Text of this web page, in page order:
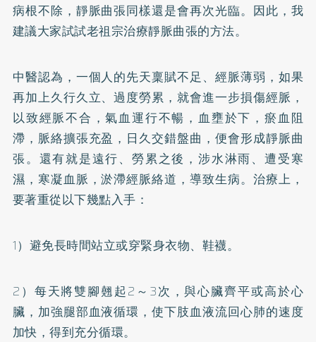
病根不除，靜脈曲張同樣還是會再次光臨。因此，我
建議大家試試老祖宗治療靜脈曲張的方法。
中醫認為，一個人的先天稟賦不足、經脈薄弱，如果
再加上久行久立、過度勞累，就會進一步損傷經脈，
以致經脈不合，氣血運行不暢，血壅於下，瘀血阻
滯，脈絡擴張充盈，日久交錯盤曲，便會形成靜脈曲
張。還有就是遠行、勞累之後，涉水淋雨、遭受寒
濕，寒凝血脈，淤滯經脈絡道，導致生病。治療上，
要著重從以下幾點入手：
1）避免長時間站立或穿緊身衣物、鞋襪。
2）每天將雙腳翹起2～3次，與心臟齊平或高於心
臟，加強腿部血液循環，使下肢血液流回心肺的速度
加快，得到充分循環。